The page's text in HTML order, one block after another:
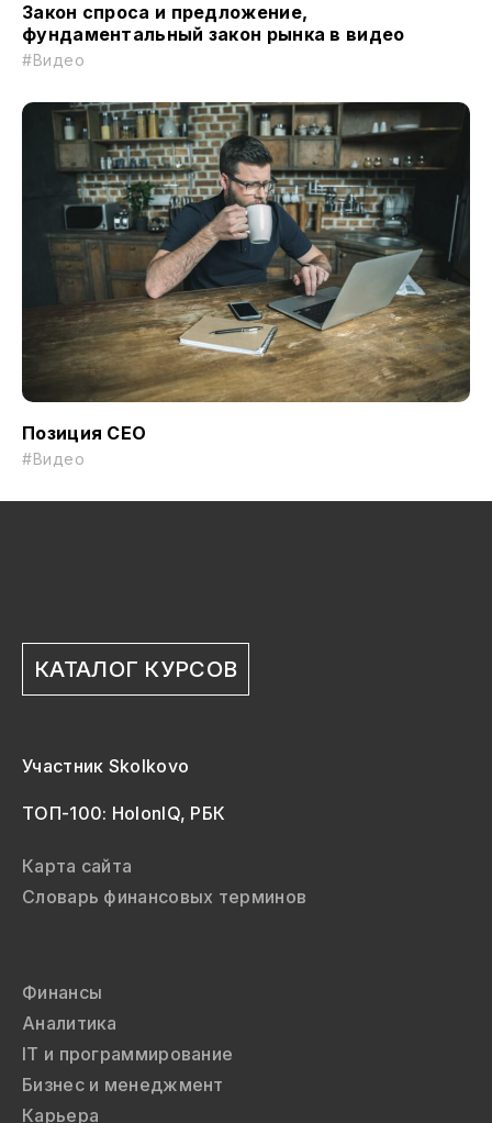
Закон спроса и предложение,
фундаментальный закон рынка в видео
#Видео
Позиция CEO
#Видео
КАТАЛОГ КУРСОВ
Участник Skolkovo
ТОП-100: HolonIQ, РБК
Карта сайта
Словарь финансовых терминов
Финансы
Аналитика
IT и программирование
Бизнес и менеджмент
Карьера